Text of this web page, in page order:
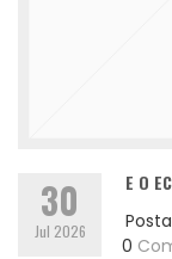
30
Jul 2026
E O
0